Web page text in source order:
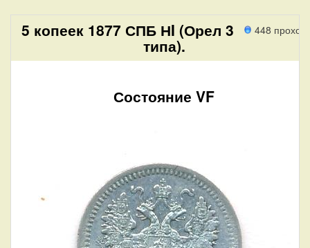
448
5 копеек 1877 СПБ НI (Орел 3
типа).
Состояние VF